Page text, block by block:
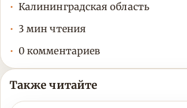
Калининградская область
3 мин чтения
0 комментариев
Также читайте